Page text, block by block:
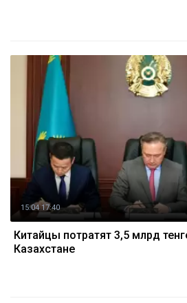
15.04 17:40
Китайцы потратят 3,5 млрд
Казахстане